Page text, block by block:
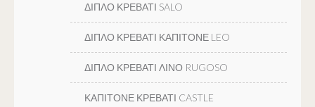
ΔΙΠΛΟ ΚΡΕΒΑΤΙ SALO
ΔΙΠΛΟ ΚΡΕΒΑΤΙ ΚΑΠΙΤΟΝΕ LEO
ΔΙΠΛΟ ΚΡΕΒΑΤΙ ΛΙΝΟ RUGOSO
ΚΑΠΙΤΟΝΕ ΚΡΕΒΑΤΙ CASTLE